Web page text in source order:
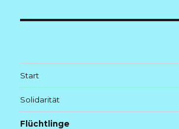
Start
Solidarität
Flüchtlinge